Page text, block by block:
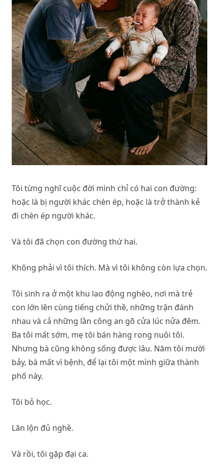
Tôi từng nghĩ cuộc đời mình chỉ có hai con đường:
hoặc là bị người khác chèn ép, hoặc là trở thành kẻ
đi chèn ép người khác.
Và tôi đã chọn con đường thứ hai.
Không phải vì tôi thích. Mà vì tôi không còn lựa chọn.
Tôi sinh ra ở một khu lao động nghèo, nơi mà trẻ
con lớn lên cùng tiếng chửi thề, những trận đánh
nhau và cả những lần công an gõ cửa lúc nửa đêm.
Ba tôi mất sớm, mẹ tôi bán hàng rong nuôi tôi.
Nhưng bà cũng không sống được lâu. Năm tôi mười
bảy, bà mất vì bệnh, để lại tôi một mình giữa thành
phố này.
Tôi bỏ học.
Lăn lộn đủ nghề.
Và rồi, tôi gặp đại ca.